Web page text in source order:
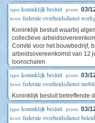
type koninklijk besluit prom. 03/
bron federale overheidsdienst
Koninklijk besluit waarbij
collectieve
Comité voor het bouwbedrijf,
arbeidsovereenkomst van 12
loonschalen
type koninklijk besluit prom. 03/
bron federale overheidsdienst
Koninklijk besluit betreffende
type koninklijk besluit prom. 03/
bron federale overheidsdienst